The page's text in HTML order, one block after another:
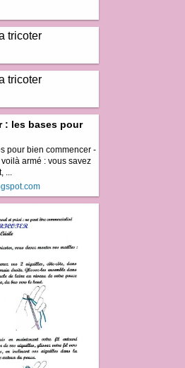
: les bases pour
pour bien commencer -
armé : vous savez
...